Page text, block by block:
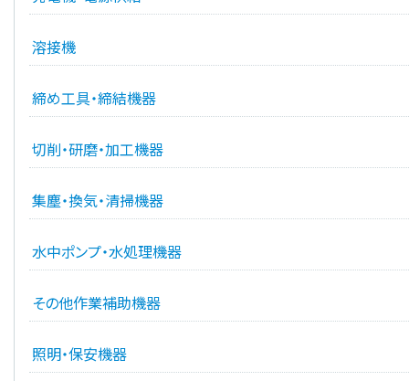
溶接機
締め工具・締結機器
切削・研磨・加工機器
集塵・換気・清掃機器
水中ポンプ・水処理機器
その他作業補助機器
照明・保安機器